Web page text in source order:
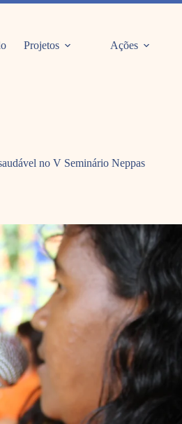
Projetos Ações
no V Seminário Neppas